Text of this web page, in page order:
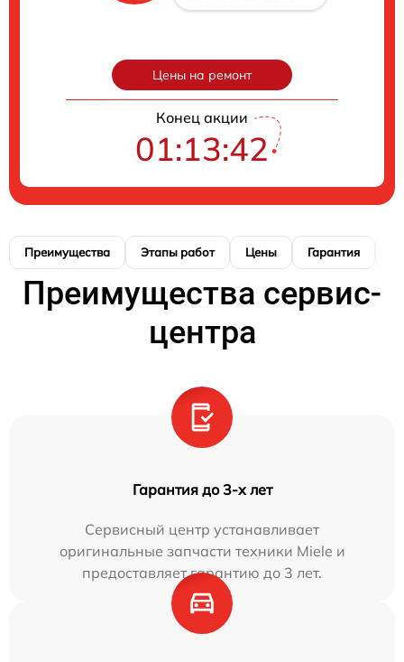
Цены на ремонт
Конец акции
01:13:41
Преимущества Этапы работ Цены Гарантия
Преимущества сервис-
центра
Гарантия до 3-х лет
Сервисный центр устанавливает
оригинальные запчасти техники Miele и
предоставляет гарантию до 3 лет.